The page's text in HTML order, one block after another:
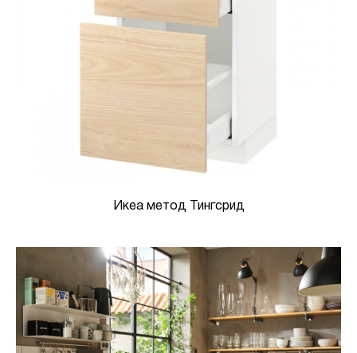
Икеа метод Тингсрид